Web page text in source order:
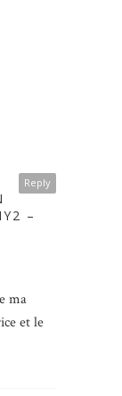
Reply
–
ma
et le